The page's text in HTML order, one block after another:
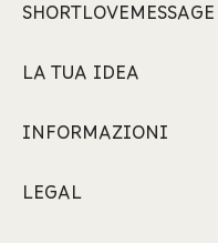
SHORTLOVEMESSAGE
LA TUA IDEA
INFORMAZIONI
LEGAL